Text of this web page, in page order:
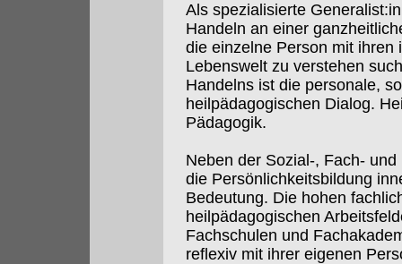
Als spezialisierte
Handeln an einer
die einzelne Person mit ihren
Lebenswelt zu verstehen
Handelns ist die personale,
heilpädagogischen Dialog.
Pädagogik.
Neben der Sozial-, Fach-
die Persönlichkeitsbildung
Bedeutung. Die hohen
heilpädagogischen
Fachschulen und
reflexiv mit ihrer eigenen